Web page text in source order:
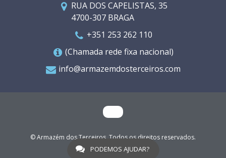
RUA DOS CAPELISTAS, 35
4700-307 BRAGA
+351 253 262 110
(Chamada rede fixa nacional)
info@armazemdosterceiros.com
© Armazém dos Terceiros. Todos os direitos reservados.
WGO
PODEMOS AJUDAR?